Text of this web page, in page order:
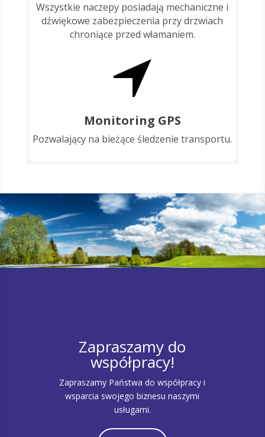
Wszystkie naczepy posiadają mechaniczne i
dźwiękowe zabezpieczenia przy drzwiach
chroniące przed włamaniem.
Monitoring GPS
Pozwalający na bieżące śledzenie transportu.
Zapraszamy do
współpracy!
Zapraszamy Państwa do współpracy i
wsparcia swojego biznesu naszymi
usługami.